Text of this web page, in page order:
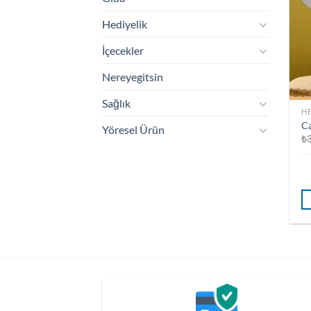
Hediyelik
İçecekler
Nereyegitsin
Sağlık
Yöresel Ürün
₺